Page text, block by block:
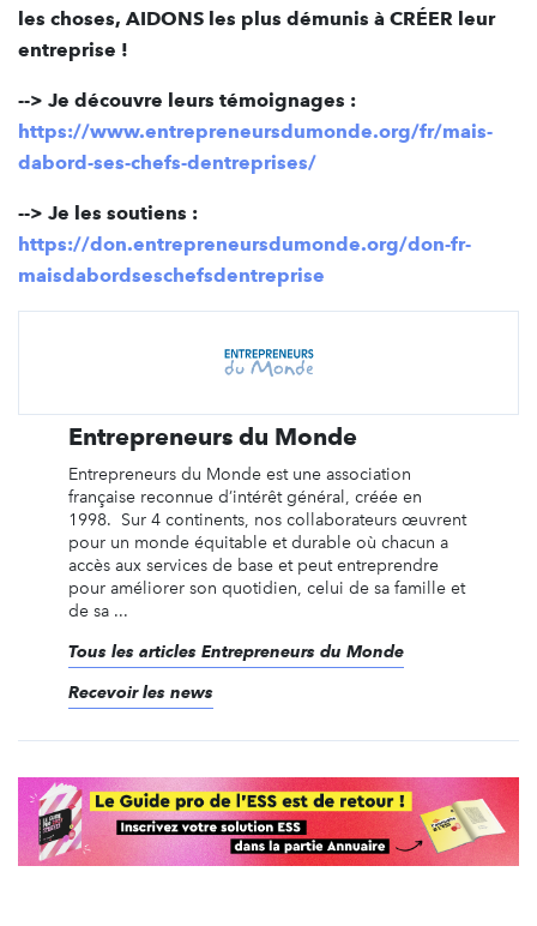
les choses, AIDONS les plus démunis à CRÉER leur
entreprise !
--> Je découvre leurs témoignages :
https://www.entrepreneursdumonde.org/fr/mais-
dabord-ses-chefs-dentreprises/
--> Je les soutiens :
https://don.entrepreneursdumonde.org/don-fr-
maisdabordseschefsdentreprise
Entrepreneurs du Monde
Entrepreneurs du Monde est une association
française reconnue d’intérêt général, créée en
1998. Sur 4 continents, nos collaborateurs œuvrent
pour un monde équitable et durable où chacun a
accès aux services de base et peut entreprendre
pour améliorer son quotidien, celui de sa famille et
de sa ...
Tous les articles Entrepreneurs du Monde
Recevoir les news